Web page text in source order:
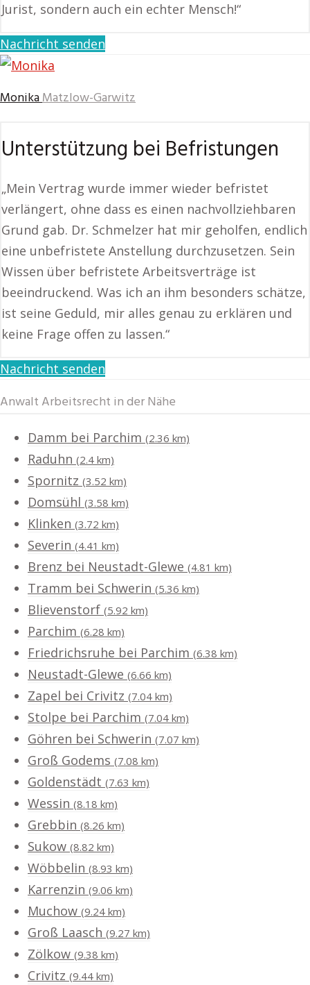
Jurist, sondern auch ein echter Mensch!“
Nachricht senden
MonikaMatzlow-Garwitz
Unterstützung bei Befristungen
„Mein Vertrag wurde immer wieder befristet
verlängert, ohne dass es einen nachvollziehbaren
Grund gab. Dr. Schmelzer hat mir geholfen, endlich
eine unbefristete Anstellung durchzusetzen. Sein
Wissen über befristete Arbeitsverträge ist
beeindruckend. Was ich an ihm besonders schätze,
ist seine Geduld, mir alles genau zu erklären und
keine Frage offen zu lassen.“
Nachricht senden
Anwalt Arbeitsrecht in der Nähe
Damm bei Parchim (2.36 km)
Raduhn (2.4 km)
Spornitz (3.52 km)
Domsühl (3.58 km)
Klinken (3.72 km)
Severin (4.41 km)
Brenz bei Neustadt-Glewe (4.81 km)
Tramm bei Schwerin (5.36 km)
Blievenstorf (5.92 km)
Parchim (6.28 km)
Friedrichsruhe bei Parchim (6.38 km)
Neustadt-Glewe (6.66 km)
Zapel bei Crivitz (7.04 km)
Stolpe bei Parchim (7.04 km)
Göhren bei Schwerin (7.07 km)
Groß Godems (7.08 km)
Goldenstädt (7.63 km)
Wessin (8.18 km)
Grebbin (8.26 km)
Sukow (8.82 km)
Wöbbelin (8.93 km)
Karrenzin (9.06 km)
Muchow (9.24 km)
Groß Laasch (9.27 km)
Zölkow (9.38 km)
Crivitz (9.44 km)